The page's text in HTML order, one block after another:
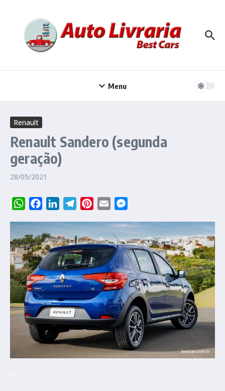
Menu
Renault
Renault Sandero (segunda
geração)
28/05/2021
WhatsAppFacebookLinkedInTelegramPinterest
Email